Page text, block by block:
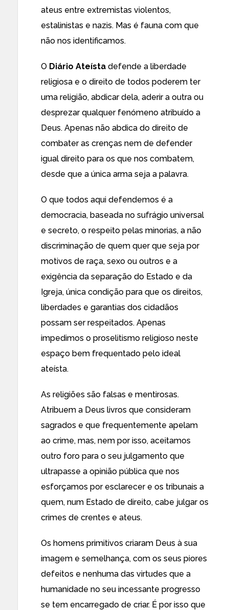
ateus entre extremistas violentos,
estalinistas e nazis. Mas é fauna com que
não nos identificamos.
O Diário Ateísta defende a liberdade
religiosa e o direito de todos poderem ter
uma religião, abdicar dela, aderir a outra ou
desprezar qualquer fenómeno atribuído a
Deus. Apenas não abdica do direito de
combater as crenças nem de defender
igual direito para os que nos combatem,
desde que a única arma seja a palavra.
O que todos aqui defendemos é a
democracia, baseada no sufrágio universal
e secreto, o respeito pelas minorias, a não
discriminação de quem quer que seja por
motivos de raça, sexo ou outros e a
exigência da separação do Estado e da
Igreja, única condição para que os direitos,
liberdades e garantias dos cidadãos
possam ser respeitados. Apenas
impedimos o proselitismo religioso neste
espaço bem frequentado pelo ideal
ateísta.
As religiões são falsas e mentirosas.
Atribuem a Deus livros que consideram
sagrados e que frequentemente apelam
ao crime, mas, nem por isso, aceitamos
outro foro para o seu julgamento que
ultrapasse a opinião pública que nos
esforçamos por esclarecer e os tribunais a
quem, num Estado de direito, cabe julgar os
crimes de crentes e ateus.
Os homens primitivos criaram Deus à sua
imagem e semelhança, com os seus piores
defeitos e nenhuma das virtudes que a
humanidade no seu incessante progresso
se tem encarregado de criar. É por isso que